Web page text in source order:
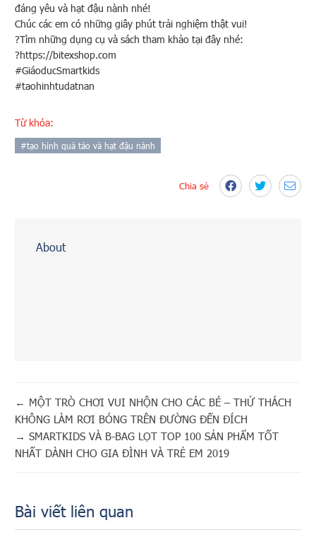
đáng yêu và hạt đậu nành nhé!
Chúc các em có những giây phút trải nghiệm thật vui!
?Tìm những dụng cụ và sách tham khảo tại đây nhé:
?https://bitexshop.com
#GiáoducSmartkids
#taohinhtudatnan
Từ khóa:
#tạo hình quả táo và hạt đậu nành
Chia sẻ
About
← MỘT TRÒ CHƠI VUI NHỘN CHO CÁC BÉ – THỬ THÁCH
KHÔNG LÀM RƠI BÓNG TRÊN ĐƯỜNG ĐẾN ĐÍCH
→ SMARTKIDS VÀ B-BAG LỌT TOP 100 SẢN PHẨM TỐT
NHẤT DÀNH CHO GIA ĐÌNH VÀ TRẺ EM 2019
Bài viết liên quan